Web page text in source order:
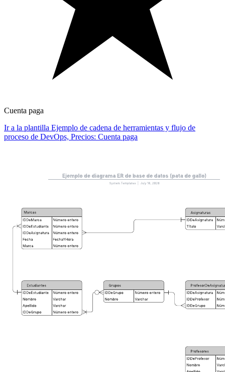
Cuenta paga
Ir a la plantilla Ejemplo de cadena de herramientas y flujo de
proceso de DevOps, Precios: Cuenta paga